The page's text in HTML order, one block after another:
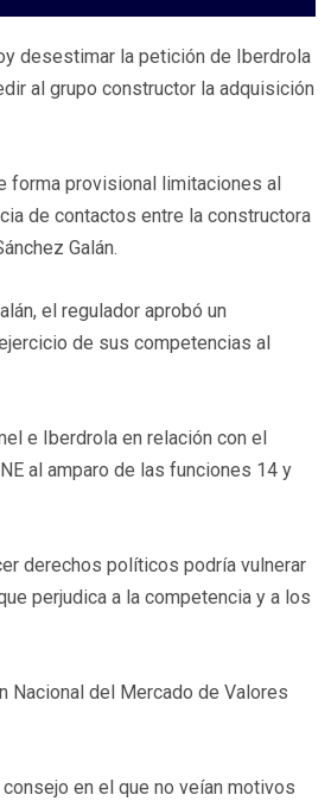
desestimar la petición de Iberdrola
al grupo constructor la adquisición
forma provisional limitaciones al
de contactos entre la constructora
Galán.
el regulador aprobó un
de sus competencias al
e Iberdrola en relación con el
al amparo de las funciones 14 y
derechos políticos podría vulnerar
perjudica a la competencia y a los
Nacional del Mercado de Valores
en el que no veían motivos